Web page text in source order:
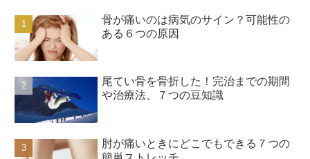
骨が痛いのは病気のサイン？可能性の
ある６つの原因
尾てい骨を骨折した！完治までの期間
や治療法、７つの豆知識
肘が痛いときにどこでもできる７つの